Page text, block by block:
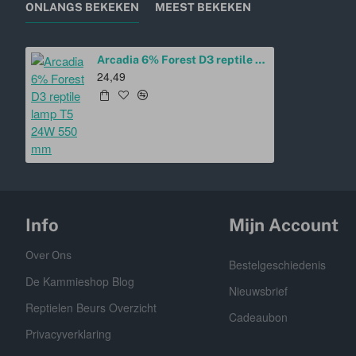
ONLANGS BEKEKEN MEEST BEKEKEN
Arcadia 6% Forest D3 reptile lamp T5 24W 550 mm
24,49
Info
Over Ons
De Kammieshop Blog
Reptielen Beurs Overzicht
Privacyverklaring
Mijn Account
Bestelgeschiedenis
Nieuwsbrief
Cadeaubon